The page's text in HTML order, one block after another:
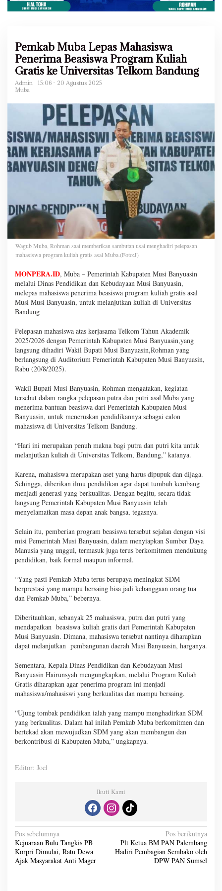
Pemkab Muba Lepas Mahasiswa
Penerima Beasiswa Program Kuliah
Gratis ke Universitas Telkom Bandung
Admin
15:06 - 20 Agustus 2025
Muba
Wagub Muba, Rohman saat memberikan sambutan usai menghadiri pelepasan
mahasiswa program kuliah gratis asal Muba.(Foto:J)
MONPERA.ID, Muba – Pemerintah Kabupaten Musi Banyuasin
melalui Dinas Pendidikan dan Kebudayaan Musi Banyuasin,
melepas mahasiswa penerima beasiswa program kuliah gratis asal
Musi Musi Banyuasin, untuk melanjutkan kuliah di Universitas
Bandung
Pelepasan mahasiswa atas kerjasama Telkom Tahun Akademik
2025/2026 dengan Pemerintah Kabupaten Musi Banyuasin,yang
langsung dihadiri Wakil Bupati Musi Banyuasin,Rohman yang
berlangsung di Auditorium Pemerintah Kabupaten Musi Banyuasin,
Rabu (20/8/2025).
Wakil Bupati Musi Banyuasin, Rohman mengatakan, kegiatan
tersebut dalam rangka pelepasan putra dan putri asal Muba yang
menerima bantuan beasiswa dari Pemerintah Kabupaten Musi
Banyuasin, untuk meneruskan pendidikannya sebagai calon
mahasiswa di Universitas Telkom Bandung.
“Hari ini merupakan penuh makna bagi putra dan putri kita untuk
melanjutkan kuliah di Universitas Telkom, Bandung,” katanya.
Karena, mahasiswa merupakan aset yang harus dipupuk dan dijaga.
Sehingga, diberikan ilmu pendidikan agar dapat tumbuh kembang
menjadi generasi yang berkualitas. Dengan begitu, secara tidak
langsung Pemerintah Kabupaten Musi Banyuasin telah
menyelamatkan masa depan anak bangsa, tegasnya.
Selain itu, pemberian program beasiswa tersebut sejalan dengan visi
misi Pemerintah Musi Banyuasin, dalam menyiapkan Sumber Daya
Manusia yang unggul, termasuk juga terus berkomitmen mendukung
pendidikan, baik formal maupun informal.
“Yang pasti Pemkab Muba terus berupaya meningkat SDM
berprestasi yang mampu bersaing bisa jadi kebanggaan orang tua
dan Pemkab Muba,” bebernya.
Diberitauhkan, sebanyak 25 mahasiswa, putra dan putri yang
mendapatkan beasiswa kuliah gratis dari Pemerintah Kabupaten
Musi Banyuasin. Dimana, mahasiswa tersebut nantinya diharapkan
dapat melanjutkan pembangunan daerah Musi Banyuasin, harganya.
Sementara, Kepala Dinas Pendidikan dan Kebudayaan Musi
Banyuasin Hairunsyah mengungkapkan, melalui Program Kuliah
Gratis diharapkan agar penerima program ini menjadi
mahasiswa/mahasiswi yang berkualitas dan mampu bersaing.
“Ujung tombak pendidikan ialah yang mampu menghadirkan SDM
yang berkualitas. Dalam hal inilah Pemkab Muba berkomitmen dan
bertekad akan mewujudkan SDM yang akan membangun dan
berkontribusi di Kabupaten Muba,” ungkapnya.
Editor: Joel
Ikuti Kami
N
a
v
Pos sebelumnya
Kejuaraan Bulu Tangkis PB
Korpri Dimulai, Ratu Dewa
Ajak Masyarakat Anti Mager
Pos berikutnya
Plt Ketua BM PAN Palembang
Hadiri Pembagian Sembako oleh
DPW PAN Sumsel